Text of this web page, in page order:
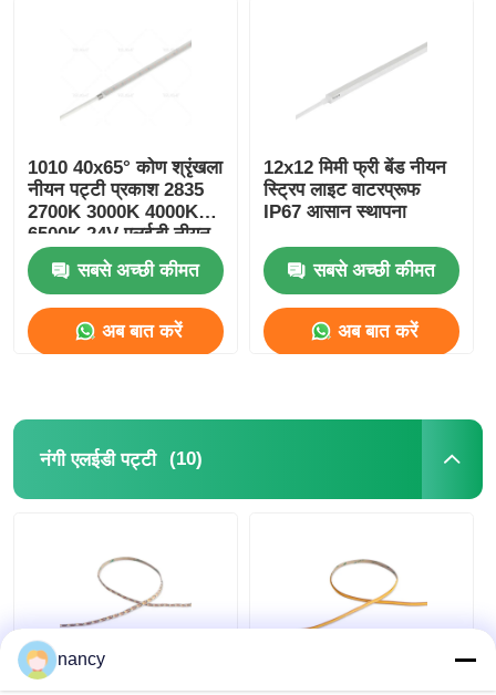
1010 40x65° कोण श्रृंखला
नीयन पट्टी प्रकाश 2835
2700K 3000K 4000K
6500K 24V एलईडी नीयन
फ्लेक्स
सबसे अच्छी कीमत
अब बात करें
12x12 मिमी फ्री बेंड नीयन
स्ट्रिप लाइट वाटरप्रूफ
IP67 आसान स्थापना
सबसे अच्छी कीमत
अब बात करें
नंगी एलईडी पट्टी (10)
2219 मिनी कट सीरीज
nancy